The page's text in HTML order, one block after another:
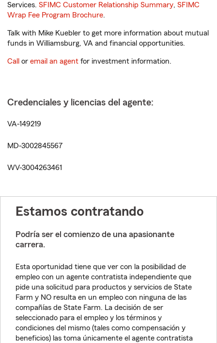
Services. SFIMC Customer Relationship Summary, SFIMC
Wrap Fee Program Brochure.
Talk with Mike Kuebler to get more information about mutual
funds in Williamsburg, VA and financial opportunities.
Call or email an agent for investment information.
Credenciales y licencias del agente:
VA-149219
MD-3002845567
WV-3004263461
Estamos contratando
Podría ser el comienzo de una apasionante
carrera.
Esta oportunidad tiene que ver con la posibilidad de
empleo con un agente contratista independiente que
pide una solicitud para productos y servicios de State
Farm y NO resulta en un empleo con ninguna de las
compañías de State Farm. La decisión de ser
seleccionado para el empleo y los términos y
condiciones del mismo (tales como compensación y
beneficios) las toma únicamente el agente contratista